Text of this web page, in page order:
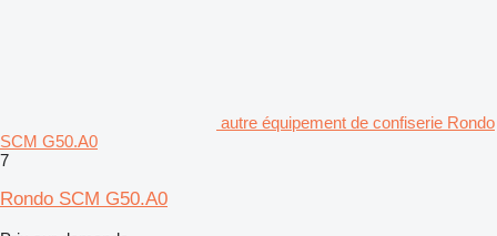
autre équipement de confiserie Rondo
SCM G50.A0
7
Rondo SCM G50.A0